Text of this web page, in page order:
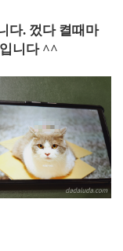
다. 껐다 켤때마
니다 ^^